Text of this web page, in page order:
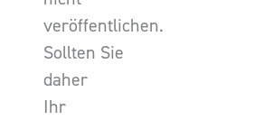
veröffentlichen.
Sollten Sie
daher
Ihr